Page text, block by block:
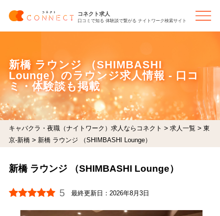
コネクト求人
口コミで知る 体験談で繋がる ナイトワーク検索サイト
新橋 ラウンジ （SHIMBASHI
Lounge）のラウンジ求人情報 - 口コ
ミ・体験談も掲載
キャバクラ・夜職（ナイトワーク）求人ならコネクト > 求人一覧 > 東
京-新橋> 新橋 ラウンジ （SHIMBASHI Lounge）
新橋 ラウンジ （SHIMBASHI Lounge）
5 最終更新日：2026年8月3日